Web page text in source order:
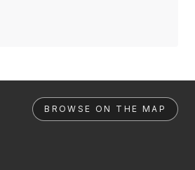
BROWSE ON THE MAP